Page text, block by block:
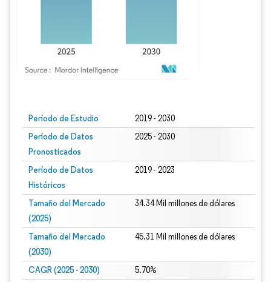
Período de Estudio 2019 - 2030
Período de Datos
Pronosticados
2025 - 2030
Período de Datos
Históricos
2019 - 2023
Tamaño del Mercado
(2025)
34.34 Mil millones de dólares
Tamaño del Mercado
(2030)
45.31 Mil millones de dólares
CAGR (2025 - 2030) 5.70%